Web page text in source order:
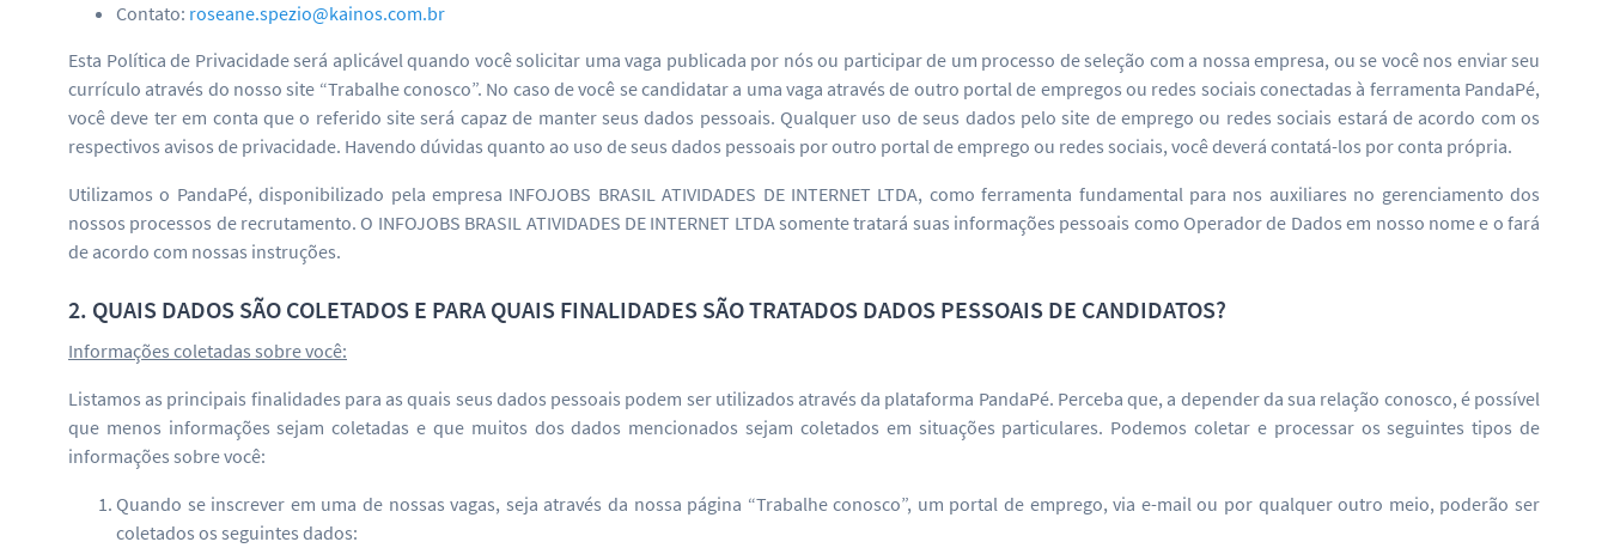
Contato: roseane.spezio@kainos.com.br
Esta Política de Privacidade será aplicável quando você solicitar uma vaga publicada por nós ou participar de um processo de seleção com a nossa empresa, ou se você nos enviar seu
currículo através do nosso site “Trabalhe conosco”. No caso de você se candidatar a uma vaga através de outro portal de empregos ou redes sociais conectadas à ferramenta PandaPé,
você deve ter em conta que o referido site será capaz de manter seus dados pessoais. Qualquer uso de seus dados pelo site de emprego ou redes sociais estará de acordo com os
respectivos avisos de privacidade. Havendo dúvidas quanto ao uso de seus dados pessoais por outro portal de emprego ou redes sociais, você deverá contatá-los por conta própria.
Utilizamos o PandaPé, disponibilizado pela empresa INFOJOBS BRASIL ATIVIDADES DE INTERNET LTDA, como ferramenta fundamental para nos auxiliares no gerenciamento dos
nossos processos de recrutamento. O INFOJOBS BRASIL ATIVIDADES DE INTERNET LTDA somente tratará suas informações pessoais como Operador de Dados em nosso nome e o fará
de acordo com nossas instruções.
2. QUAIS DADOS SÃO COLETADOS E PARA QUAIS FINALIDADES SÃO TRATADOS DADOS PESSOAIS DE CANDIDATOS?
Informações coletadas sobre você:
Listamos as principais finalidades para as quais seus dados pessoais podem ser utilizados através da plataforma PandaPé. Perceba que, a depender da sua relação conosco, é possível
que menos informações sejam coletadas e que muitos dos dados mencionados sejam coletados em situações particulares. Podemos coletar e processar os seguintes tipos de
informações sobre você:
Quando se inscrever em uma de nossas vagas, seja através da nossa página “Trabalhe conosco”, um portal de emprego, via e-mail ou por qualquer outro meio, poderão ser
coletados os seguintes dados: